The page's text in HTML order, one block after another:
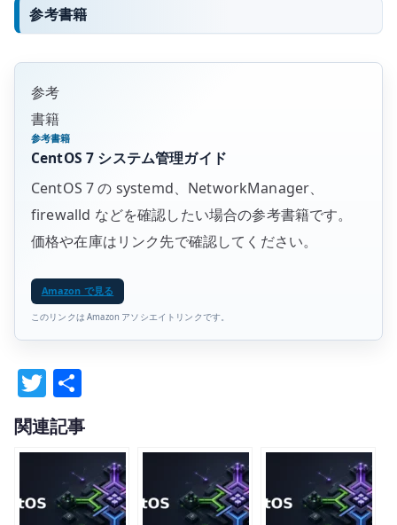
参考書籍
参考
書籍
参考書籍
CentOS 7 システム管理ガイド
CentOS 7 の systemd、NetworkManager、
firewalld などを確認したい場合の参考書籍です。
価格や在庫はリンク先で確認してください。
Amazon で見る
このリンクは Amazon アソシエイトリンクです。
T
w
it
te
r
有
関連記事